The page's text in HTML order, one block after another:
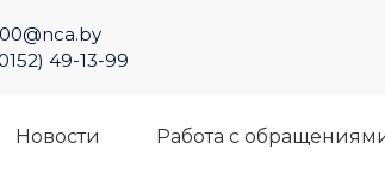
49-13-99
Новости Работа с